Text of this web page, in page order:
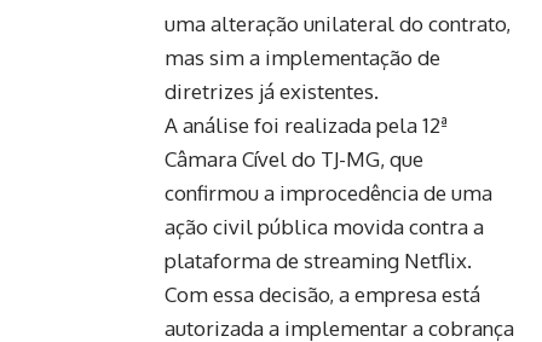
uma alteração unilateral do contrato,
mas sim a implementação de
diretrizes já existentes.
A análise foi realizada pela 12ª
Câmara Cível do TJ-MG, que
confirmou a improcedência de uma
ação civil pública movida contra a
plataforma de streaming Netflix.
Com essa decisão, a empresa está
autorizada a implementar a cobrança